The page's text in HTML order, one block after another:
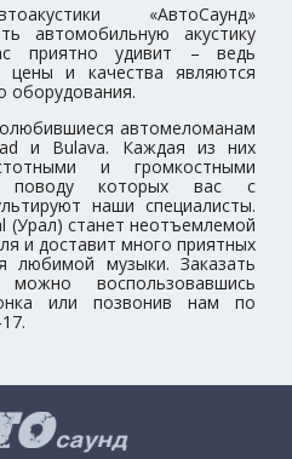
«АвтоСаунд»
автомобильную акустику
приятно удивит – ведь
цены и качества являются
оборудования.
автомеломанам
и Bulava. Каждая из них
и громкостными
поводу которых вас с
наши специалисты.
(Урал) станет неотъемлемой
и доставит много приятных
любимой музыки. Заказать
воспользовавшись
или позвонив нам по